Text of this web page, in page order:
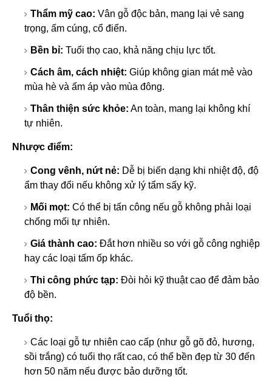
Thẩm mỹ cao: Vân gỗ độc bản, mang lại vẻ sang
trọng, ấm cúng, cổ điển.
Bền bỉ: Tuổi thọ cao, khả năng chịu lực tốt.
Cách âm, cách nhiệt: Giúp không gian mát mẻ vào
mùa hè và ấm áp vào mùa đông.
Thân thiện sức khỏe: An toàn, mang lại không khí
tự nhiên.
Nhược điểm:
Cong vênh, nứt nẻ: Dễ bị biến dạng khi nhiệt độ, độ
ẩm thay đổi nếu không xử lý tẩm sấy kỹ.
Mối mọt: Có thể bị tấn công nếu gỗ không phải loại
chống mối tự nhiên.
Giá thành cao: Đắt hơn nhiều so với gỗ công nghiệp
hay các loại tấm ốp khác.
Thi công phức tạp: Đòi hỏi kỹ thuật cao để đảm bảo
độ bền.
Tuổi thọ:
Các loại gỗ tự nhiên cao cấp (như gỗ gõ đỏ, hương,
sồi trắng) có tuổi thọ rất cao, có thể bền đẹp từ 30 đến
hơn 50 năm nếu được bảo dưỡng tốt.